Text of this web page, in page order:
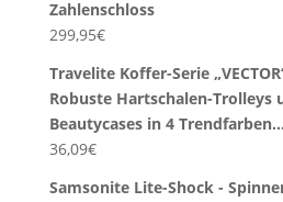
Zahlenschloss
299,95€
Travelite Koffer-Serie
Robuste Hartschalen-Trolleys
Beautycases in 4 Trendfarben…
36,09€
Samsonite Lite-Shock -